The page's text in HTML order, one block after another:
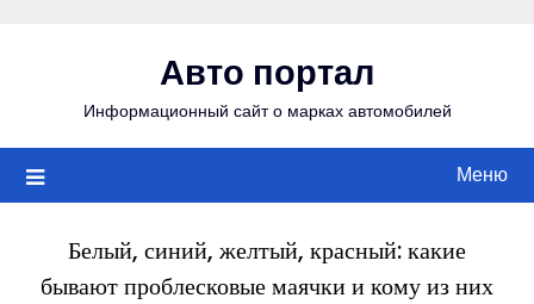
Авто портал
Информационный сайт о марках автомобилей
Меню
Белый, синий, желтый, красный: какие
бывают проблесковые маячки и кому из них